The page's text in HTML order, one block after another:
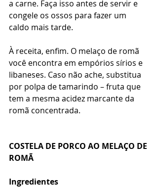
a carne. Faça isso antes de servir e
congele os ossos para fazer um
caldo mais tarde.
À receita, enfim. O melaço de romã
você encontra em empórios sírios e
libaneses. Caso não ache, substitua
por polpa de tamarindo – fruta que
tem a mesma acidez marcante da
romã concentrada.
COSTELA DE PORCO AO MELAÇO DE
ROMÃ
Ingredientes